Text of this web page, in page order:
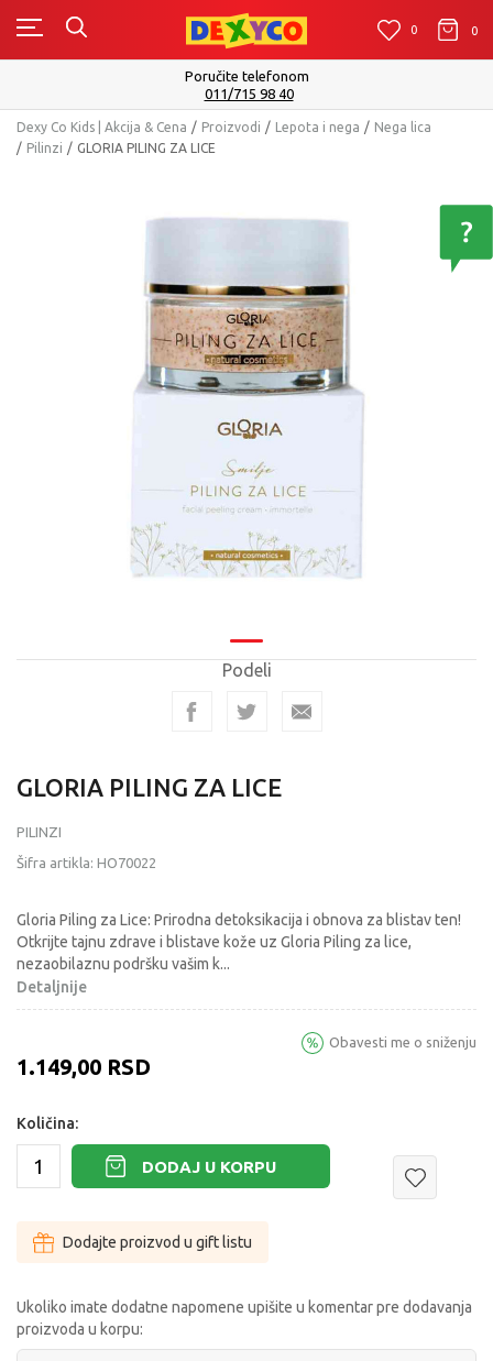
0 0 0
Poručite telefonom
011/715 98 40
Dexy Co Kids | Akcija & Cena Proizvodi Lepota i nega
Nega lica
Pilinzi
GLORIA PILING ZA LICE
Podeli
GLORIA PILING ZA LICE
PILINZI
Šifra artikla: HO70022
Gloria Piling za Lice: Prirodna detoksikacija i obnova za blistav ten!
Otkrijte tajnu zdrave i blistave kože uz Gloria Piling za lice,
nezaobilaznu podršku vašim k...
Detaljnije
1.149,00 RSD
Obavesti me o sniženju
Količina:
DODAJ U KORPU
Dodajte proizvod u gift listu
Ukoliko imate dodatne napomene upišite u komentar pre dodavanja
proizvoda u korpu: